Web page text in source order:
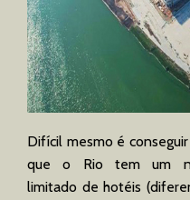
Difícil mesmo é
que o Rio tem um
limitado de hotéis